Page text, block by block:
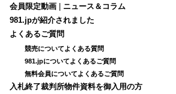
会員限定動画
ニュース＆コラム
981.jpが紹介されました
よくあるご質問
競売についてよくある質問
981.jpについてよくあるご質問
無料会員についてよくあるご質問
入札終了裁判所物件資料を御入用の方